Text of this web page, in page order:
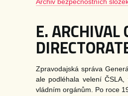
E. ARCHIVAL
Zpravodajská správa
ale podléhala velení
vládním orgánům. Po roce